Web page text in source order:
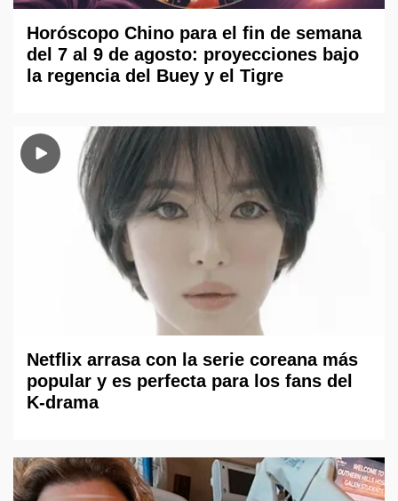
Horóscopo Chino para el fin de semana
del 7 al 9 de agosto: proyecciones bajo
la regencia del Buey y el Tigre
Netflix arrasa con la serie coreana más
popular y es perfecta para los fans del
K-drama